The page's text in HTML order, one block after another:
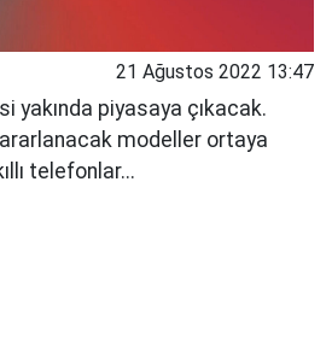
21 Ağustos 2022 13:47
yakında piyasaya çıkacak.
modeller ortaya
telefonlar...